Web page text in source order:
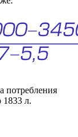
потребления
1833 л.